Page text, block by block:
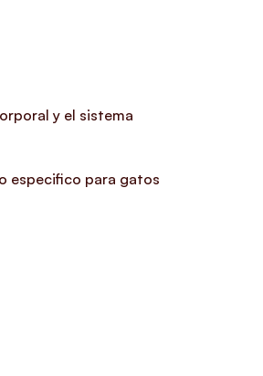
y el sistema
especifico para gatos